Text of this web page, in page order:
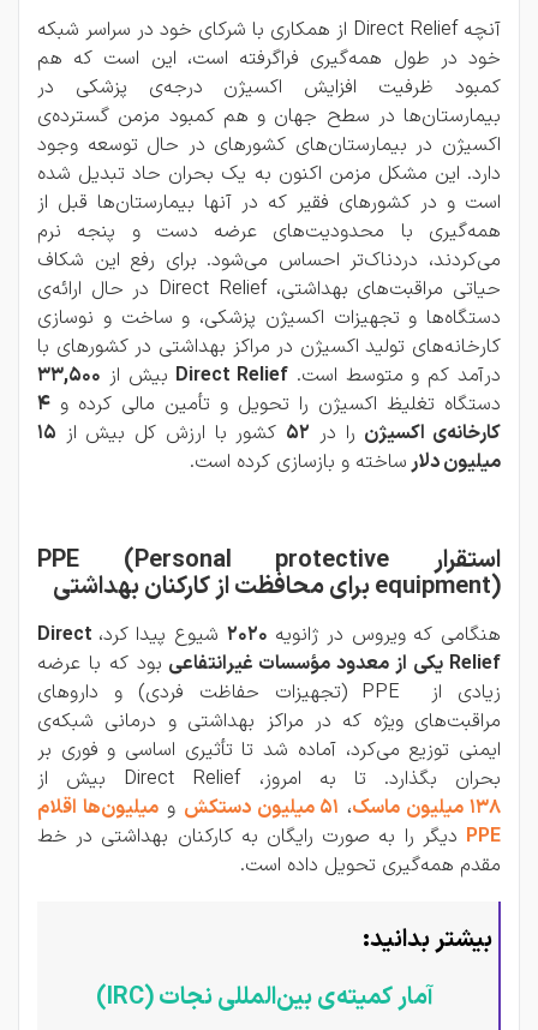
آنچه Direct Relief از همکاری با شرکای خود در سراسر شبکه
خود در طول همه‌گیری فراگرفته است، این است که هم
کمبود ظرفیت افزایش اکسیژن درجه‌ی پزشکی در
بیمارستان‌ها در سطح جهان و هم کمبود مزمن گسترده‌ی
اکسیژن در بیمارستان‌های کشورهای در حال توسعه وجود
دارد. این مشکل مزمن اکنون به یک بحران حاد تبدیل شده
است و در کشورهای فقیر که در آنها بیمارستان‌ها قبل از
همه‌گیری با محدودیت‌های عرضه دست و پنجه نرم
می‌کردند، دردناک‌تر احساس می‌شود. برای رفع این شکاف
حیاتی مراقبت‌های بهداشتی، Direct Relief در حال ارائه‌ی
دستگاه‌ها و تجهیزات اکسیژن پزشکی، و ساخت و نوسازی
کارخانه‌های تولید اکسیژن در مراکز بهداشتی در کشورهای با
درآمد کم و متوسط است. Direct Relief بیش از 33,500
دستگاه تغلیظ اکسیژن را تحویل و تأمین مالی کرده و 4
کارخانه‌ی اکسیژن را در 52 کشور با ارزش کل بیش از 15
میلیون دلار ساخته و بازسازی کرده است.
استقرار PPE (Personal protective
equipment) برای محافظت از کارکنان بهداشتی
هنگامی که ویروس در ژانویه 2020 شیوع پیدا کرد، Direct
Relief یکی از معدود مؤسسات غیرانتفاعی
بود که با عرضه
زیادی از PPE (تجهیزات حفاظت فردی) و داروهای
مراقبت‌های ویژه که در مراکز بهداشتی و درمانی شبکه‌ی
ایمنی توزیع می‌کرد، آماده شد تا تأثیری اساسی و فوری بر
بحران بگذارد. تا به امروز، Direct Relief بیش از
138 میلیون ماسک
، 51 میلیون دستکش ومیلیون‌ها اقلام
PPE دیگر را به صورت رایگان به کارکنان بهداشتی در خط
مقدم همه‌گیری تحویل داده است.
بیشتر بدانید:
آمار کمیته‌‌ی بین‌المللی نجات (IRC)